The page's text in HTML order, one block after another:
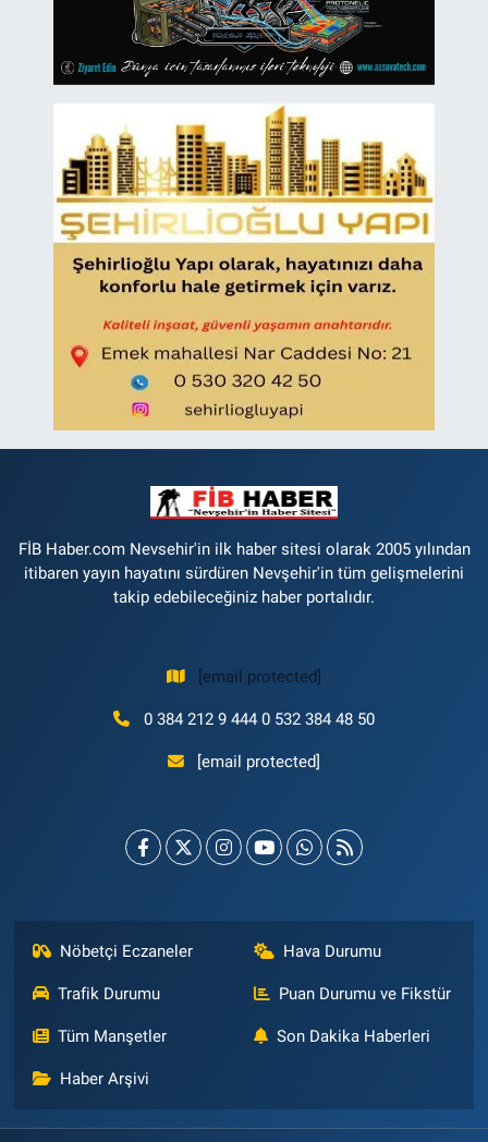
FİB Haber.com Nevsehir'in ilk haber sitesi olarak 2005 yılından
itibaren yayın hayatını sürdüren Nevşehir'in tüm gelişmelerini
takip edebileceğiniz haber portalıdır.
[email protected]
0 384 212 9 444 0 532 384 48 50
[email protected]
Nöbetçi Eczaneler Hava Durumu
Trafik Durumu Puan Durumu ve Fikstür
Tüm Manşetler Son Dakika Haberleri
Haber Arşivi